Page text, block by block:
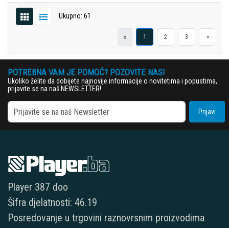
Ukupno: 61
« 1 2 3 »
POTREBNA VAM JE POMOĆ? POZOVITE NAS!
Ukoliko želite da dobijete najnovije informacije o novitetima i popustima,
prijavite se na naš NEWSLETTER!
Prijavi
Player 387 doo
Šifra djelatnosti: 46.19
Posredovanje u trgovini raznovrsnim proizvodima